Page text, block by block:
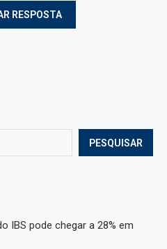
PESQUISAR
IBS pode chegar a 28% em